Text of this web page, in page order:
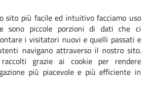
sito più facile ed intuitivo facciamo uso
sono piccole porzioni di dati che ci
i visitatori nuovi e quelli passati e
navigano attraverso il nostro sito.
grazie ai cookie per rendere
più piacevole e più efficiente in